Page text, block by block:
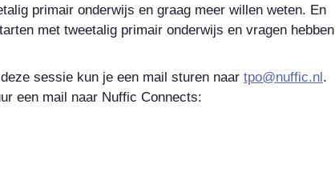
primair onderwijs en graag meer willen weten. En
met tweetalig primair onderwijs en vragen hebben
sessie kun je een mail sturen naar tpo@nuffic.nl.
een mail naar Nuffic Connects: